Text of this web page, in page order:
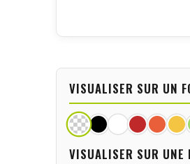
VISUALISER SUR UN
VISUALISER SUR UNE